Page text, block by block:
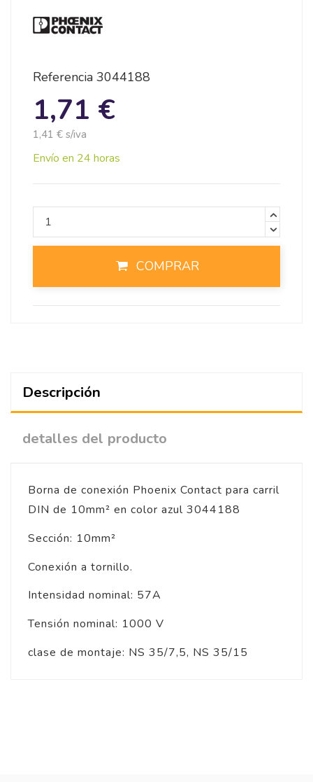
Referencia 3044188
1,71 €
1,41 € s/iva
Envío en 24 horas
COMPRAR
Descripción
detalles del producto
Borna de conexión Phoenix Contact para carril
DIN de 10mm² en color azul 3044188
Sección: 10mm²
Conexión a tornillo.
Intensidad nominal: 57A
Tensión nominal: 1000 V
clase de montaje: NS 35/7,5, NS 35/15